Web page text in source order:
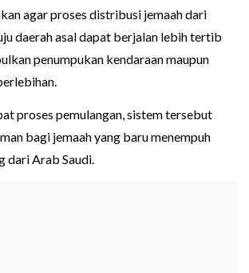
agar proses distribusi jemaah dari
daerah asal dapat berjalan lebih tertib
penumpukan kendaraan maupun
proses pemulangan, sistem tersebut
bagi jemaah yang baru menempuh
dari Arab Saudi.